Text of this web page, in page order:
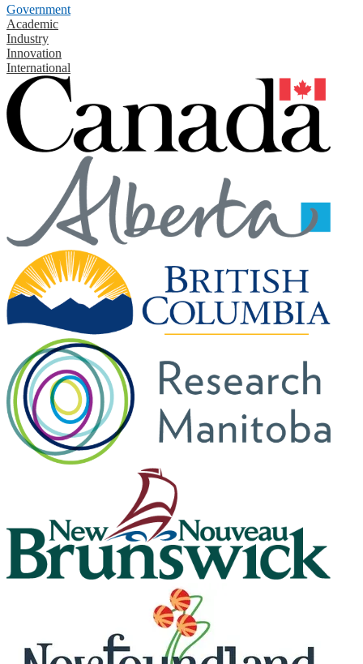
Government
Academic
Industry
Innovation
International